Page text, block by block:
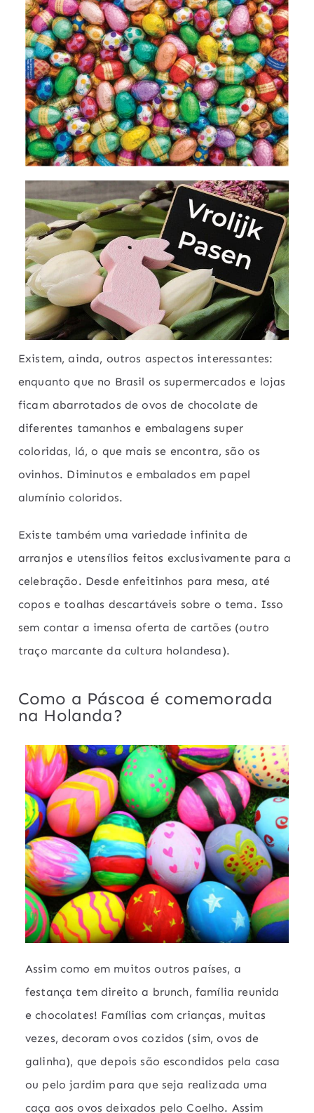
Existem, ainda, outros aspectos interessantes:
enquanto que no Brasil os supermercados e lojas
ficam abarrotados de ovos de chocolate de
diferentes tamanhos e embalagens super
coloridas, lá, o que mais se encontra, são os
ovinhos. Diminutos e embalados em papel
alumínio coloridos.
Existe também uma variedade infinita de
arranjos e utensílios feitos exclusivamente para a
celebração. Desde enfeitinhos para mesa, até
copos e toalhas descartáveis sobre o tema. Isso
sem contar a imensa oferta de cartões (outro
traço marcante da cultura holandesa).
Como a Páscoa é comemorada
na Holanda?
Assim como em muitos outros países, a
festança tem direito a brunch, família reunida
e chocolates! Famílias com crianças, muitas
vezes, decoram ovos cozidos (sim, ovos de
galinha), que depois são escondidos pela casa
ou pelo jardim para que seja realizada uma
caça aos ovos deixados pelo Coelho. Assim